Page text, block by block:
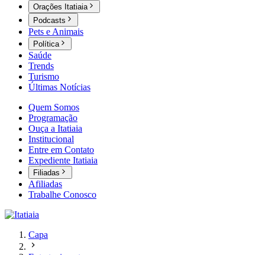
Orações Itatiaia
Podcasts
Pets e Animais
Política
Saúde
Trends
Turismo
Últimas Notícias
Quem Somos
Programação
Ouça a Itatiaia
Institucional
Entre em Contato
Expediente Itatiaia
Filiadas
Afiliadas
Trabalhe Conosco
Capa